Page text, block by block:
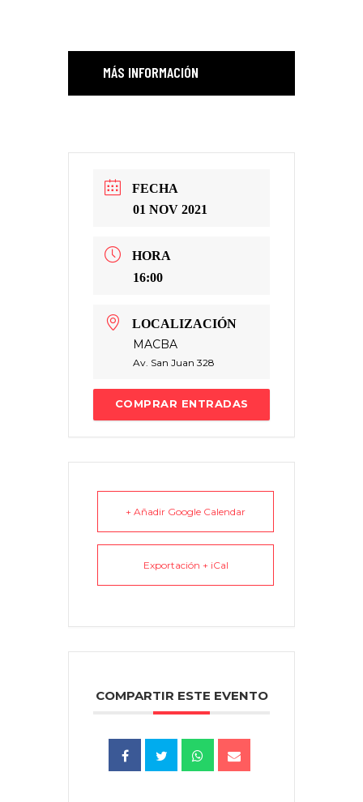
MÁS INFORMACIÓN
FECHA
01 NOV 2021
HORA
16:00
LOCALIZACIÓN
MACBA
Av. San Juan 328
COMPRAR ENTRADAS
+ Añadir Google Calendar
Exportación + iCal
COMPARTIR ESTE EVENTO